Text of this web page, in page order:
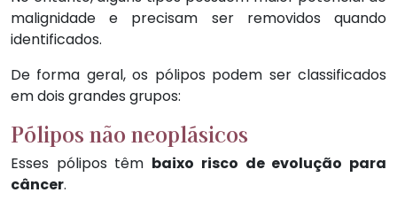
malignidade e precisam ser removidos quando
identificados.
De forma geral, os pólipos podem ser classificados
em dois grandes grupos:
Pólipos não neoplásicos
Esses pólipos têm baixo risco de evolução para
câncer.